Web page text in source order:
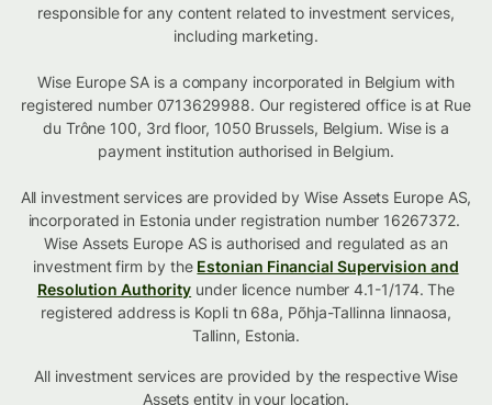
responsible for any content related to investment services,
including marketing.
Wise Europe SA is a company incorporated in Belgium with
registered number 0713629988. Our registered office is at Rue
du Trône 100, 3rd floor, 1050 Brussels, Belgium. Wise is a
payment institution authorised in Belgium.
All investment services are provided by Wise Assets Europe AS,
incorporated in Estonia under registration number 16267372.
Wise Assets Europe AS is authorised and regulated as an
investment firm by the Estonian Financial Supervision and
Resolution Authority under licence number 4.1-1/174. The
registered address is Kopli tn 68a, Põhja-Tallinna linnaosa,
Tallinn, Estonia.
All investment services are provided by the respective Wise
Assetsentity in your location.